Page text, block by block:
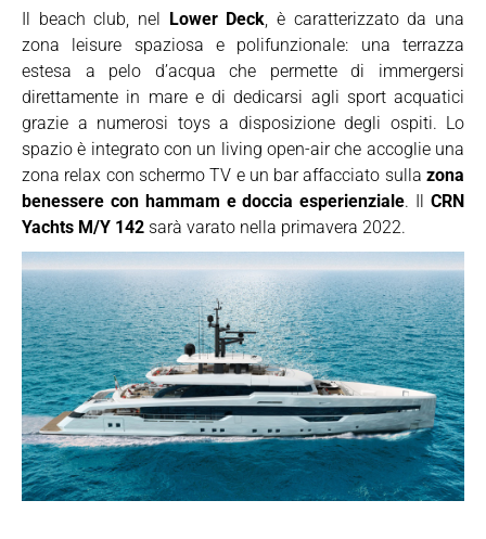
Il beach club, nel Lower Deck, è caratterizzato da una
zona leisure spaziosa e polifunzionale: una terrazza
estesa a pelo d’acqua che permette di immergersi
direttamente in mare e di dedicarsi agli sport acquatici
grazie a numerosi toys a disposizione degli ospiti. Lo
spazio è integrato con un living open-air che accoglie una
zona relax con schermo TV e un bar affacciato sulla zona
benessere con hammam e doccia esperienziale. IlCRN
Yachts M/Y 142 sarà varato nella primavera 2022.